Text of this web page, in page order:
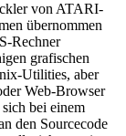
von ATARI-
übernommen
Rechner
grafischen
Utilities, aber
Web-Browser
bei einem
den Sourcecode